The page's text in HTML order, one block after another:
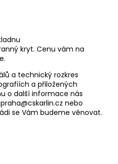
kryt. Cenu vám na
a technický rozkres
a přiložených
o další informace nás
nebo
se Vám budeme věnovat.